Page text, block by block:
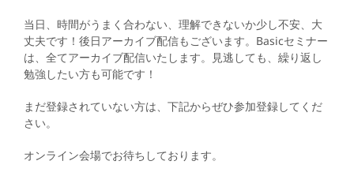
当日、時間がうまく合わない、理解できないか少し不安、大
丈夫です！後日アーカイブ配信もございます。Basicセミナー
は、全てアーカイブ配信いたします。見逃しても、繰り返し
勉強したい方も可能です！
まだ登録されていない方は、下記からぜひ参加登録してくだ
さい。
オンライン会場でお待ちしております。